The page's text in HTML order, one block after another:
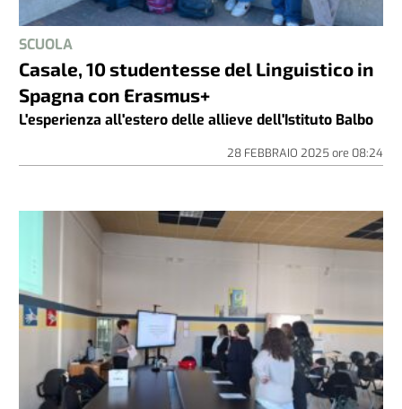
SCUOLA
Casale, 10 studentesse del Linguistico in
Spagna con Erasmus+
L'esperienza all'estero delle allieve dell'Istituto Balbo
28 FEBBRAIO 2025ore 08:24